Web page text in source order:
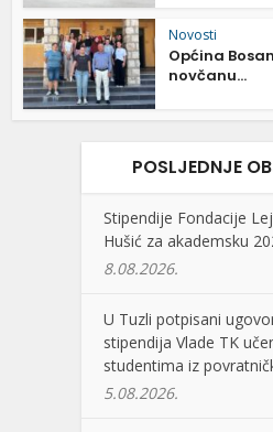
Novosti
Općina
novčanu...
POSLJEDNJE
Stipendije Fondacije
Hušić za akademsku
8.08.2026.
U Tuzli potpisani
stipendija Vlade TK
studentima iz
5.08.2026.